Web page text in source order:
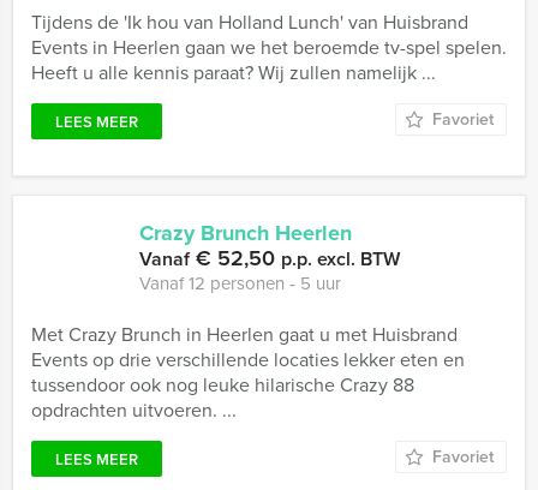
Tijdens de 'Ik hou van Holland Lunch' van Huisbrand
Events in Heerlen gaan we het beroemde tv-spel spelen.
Heeft u alle kennis paraat? Wij zullen namelijk ...
LEES MEER Favoriet
Crazy Brunch Heerlen
Vanaf€ 52,50 p.p. excl. BTW
Vanaf 12 personen ‐ 5 uur
Met Crazy Brunch in Heerlen gaat u met Huisbrand
Events op drie verschillende locaties lekker eten en
tussendoor ook nog leuke hilarische Crazy 88
opdrachten uitvoeren. ...
LEES MEER Favoriet